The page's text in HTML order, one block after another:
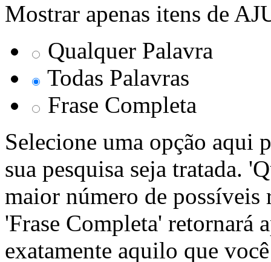
Mostrar apenas itens de
Qualquer Palavra
Todas Palavras
Frase Completa
Selecione uma opção aqui
sua pesquisa seja tratada.
maior número de possíveis
'Frase Completa' retornará
exatamente aquilo que